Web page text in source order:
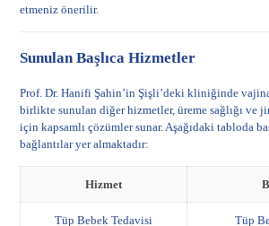
etmeniz önerilir.
Sunulan Başlıca Hizmetler
Prof. Dr. Hanifi Şahin’in Şişli’deki kliniğinde
birlikte sunulan diğer hizmetler, üreme sağlığı ve
için kapsamlı çözümler sunar. Aşağıdaki tabloda
bağlantılar yer almaktadır:
Hizmet
Tüp Bebek Tedavisi Tüp